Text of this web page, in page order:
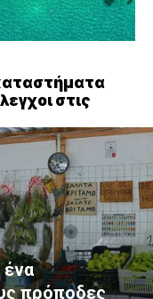
στις
ένα
πρόποδες